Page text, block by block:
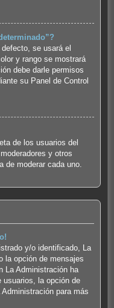
se usará el
y rango se mostrará
debe darle permisos
su Panel de Control
de los usuarios del
y otros
de moderar cada uno.
y/o identificado, La
la opción de mensajes
La Administración ha
usuarios, la opción de
para más